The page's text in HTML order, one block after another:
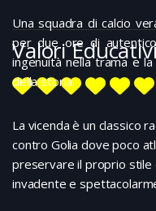
Una squadra di calcio
per due ore di
ingenuità nella trama e
della storia.
Valori Educativi
La vicenda è un classico
contro Golia dove poco
preservare il proprio stile
invadente e